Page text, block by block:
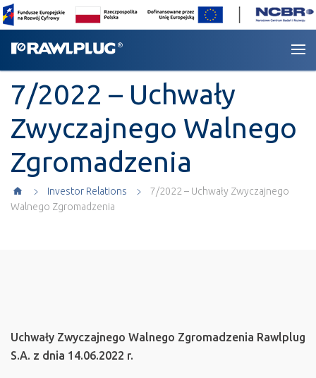
7/2022 – Uchwały
Zwyczajnego Walnego
Zgromadzenia
Investor Relations
7/2022 – Uchwały Zwyczajnego
Walnego Zgromadzenia
Uchwały Zwyczajnego Walnego Zgromadzenia Rawlplug
S.A. z dnia 14.06.2022 r.